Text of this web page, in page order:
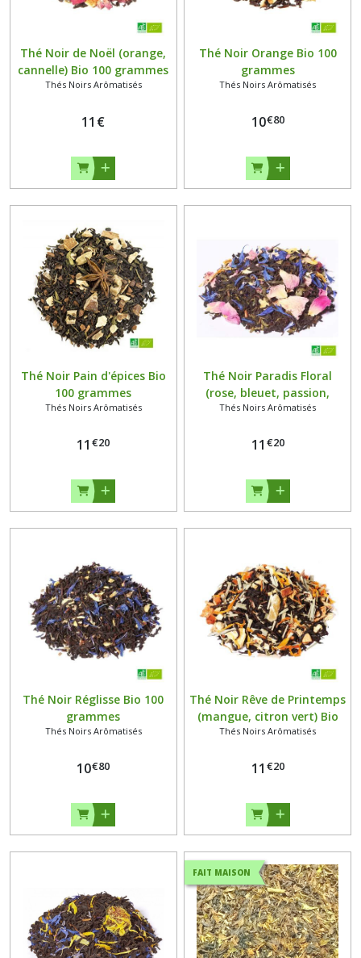
Thé Noir de Noël (orange,
cannelle) Bio 100 grammes
Thés Noirs Arômatisés
11 €
Thé Noir Orange Bio 100
grammes
Thés Noirs Arômatisés
10€80
Thé Noir Pain d'épices Bio
100 grammes
Thés Noirs Arômatisés
11 €20
Thé Noir Paradis Floral
(rose, bleuet, passion,
papaye) Bio 100 grammes
Thés Noirs Arômatisés
11 €20
Thé Noir Réglisse Bio 100
grammes
Thés Noirs Arômatisés
10€80
Thé Noir Rêve de Printemps
(mangue, citron vert) Bio
100 grammes
Thés Noirs Arômatisés
11 €20
FAIT MAISON